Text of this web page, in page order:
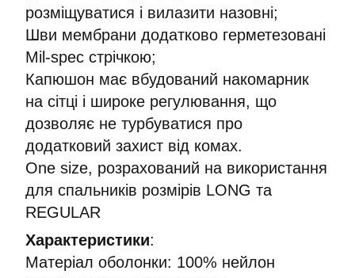
розміщуватися і вилазити назовні;
Шви мембрани додатково герметезовані
Mil-spec стрічкою;
Капюшон має вбудований накомарник
на сітці і широке регулювання, що
дозволяє не турбуватися про
додатковий захист від комах.
One size, розрахований на використання
для спальників розмірів LONG та
REGULAR
Характеристики:
Матеріал оболонки: 100% нейлон